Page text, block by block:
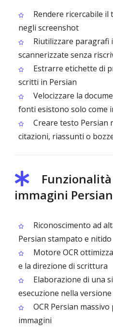
Rendere ricercabile
negli screenshot
Riutilizzare paragrafi
scannerizzate senza
Estrarre etichette di
scritti in Persian
Velocizzare la
fonti esistono solo come
Creare testo Persian
citazioni, riassunti o
Funzionalità
immagini Persian
Riconoscimento ad
Persian stampato e nitido
Motore OCR
e la direzione di scrittura
Elaborazione di una
esecuzione nella
OCR Persian
immagini